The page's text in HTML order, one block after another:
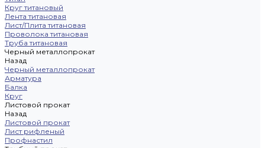
Круг титановый
Лента титановая
Лист/Плита титановая
Проволока титановая
Труба титановая
Черный металлопрокат
Назад
Черный металлопрокат
Арматура
Балка
Круг
Листовой прокат
Назад
Листовой прокат
Лист рифленый
Профнастил